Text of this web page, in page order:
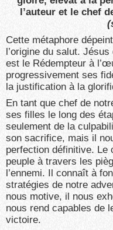
l’auteur et le chef
Cette métaphore
l’origine du salut.
est le Rédempteur à
progressivement ses
la justification à la
En tant que chef de
ses filles le long des
seulement de la
son sacrifice, mais il
perfection définitive. Le
peuple à travers les
l’ennemi. Il connaît à
stratégies de notre
nous motive, il nous
nous rend capables de
victoire.